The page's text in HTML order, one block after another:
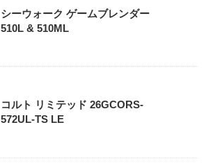
シーウォーク ゲームブレンダー
510L & 510ML
コルト リミテッド 26GCORS-
572UL-TS LE